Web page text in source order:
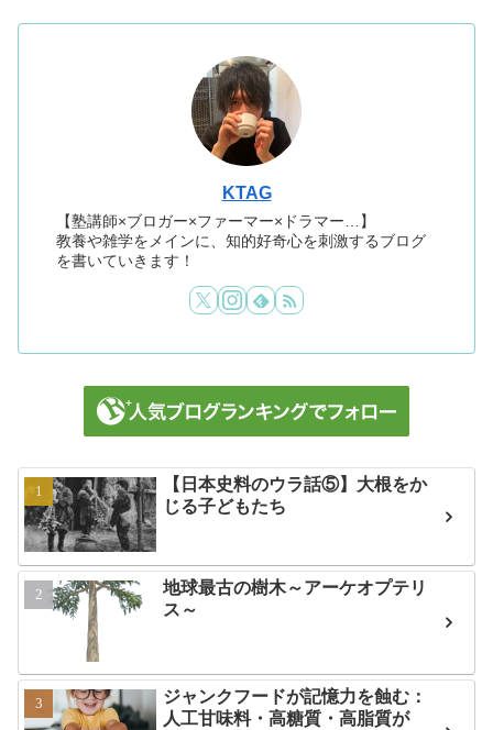
KTAG
【塾講師×ブロガー×ファーマー×ドラマー…】
教養や雑学をメインに、知的好奇心を刺激するブログ
を書いていきます！
【日本史料のウラ話⑤】大根をか
じる子どもたち
地球最古の樹木～アーケオプテリ
ス～
ジャンクフードが記憶力を蝕む：
人工甘味料・高糖質・高脂質が